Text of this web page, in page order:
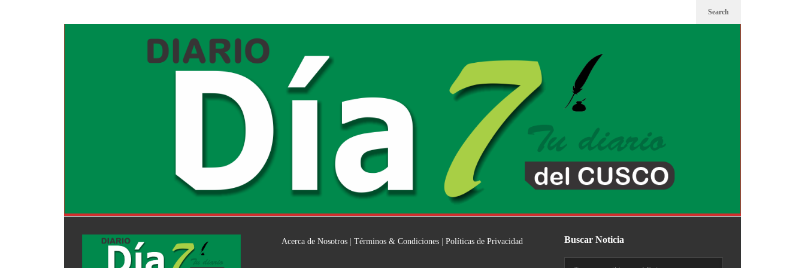
Search
Acerca de Nosotros |Términos & Condiciones |Políticas de Privacidad Buscar Noticia